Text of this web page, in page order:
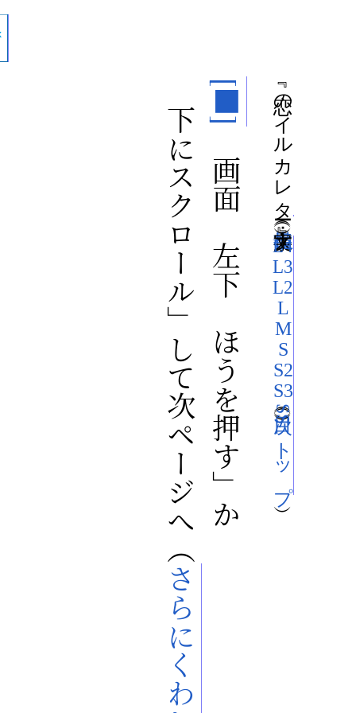
『 恋のイルカレター 』（
）（文字大：
L4
L3
L2
L
M
S
S2
S3
SS トップ
[■]
「画面の左下のほうを押す」か
「下にスクロール」して次ページへ（
さらにくわしく